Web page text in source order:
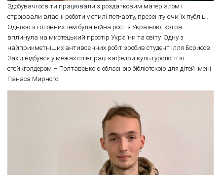
Здобувачі освіти працювали з роздатковим матеріалом і
строювали власні роботи у стилі поп-арту, презентуючи їх публіці.
Однією з головних тем була війна росії з Україною, котра
вплинула на мистецький простір України та світу. Одну з
найприкметніших антивоєнних робіт зробив студент Ілля Борисов.
Захід відбувся у межах співпраці кафедри культурології зі
стейкголдером – Полтавською обласною бібліотекою для дітей імені
Панаса Мирного.